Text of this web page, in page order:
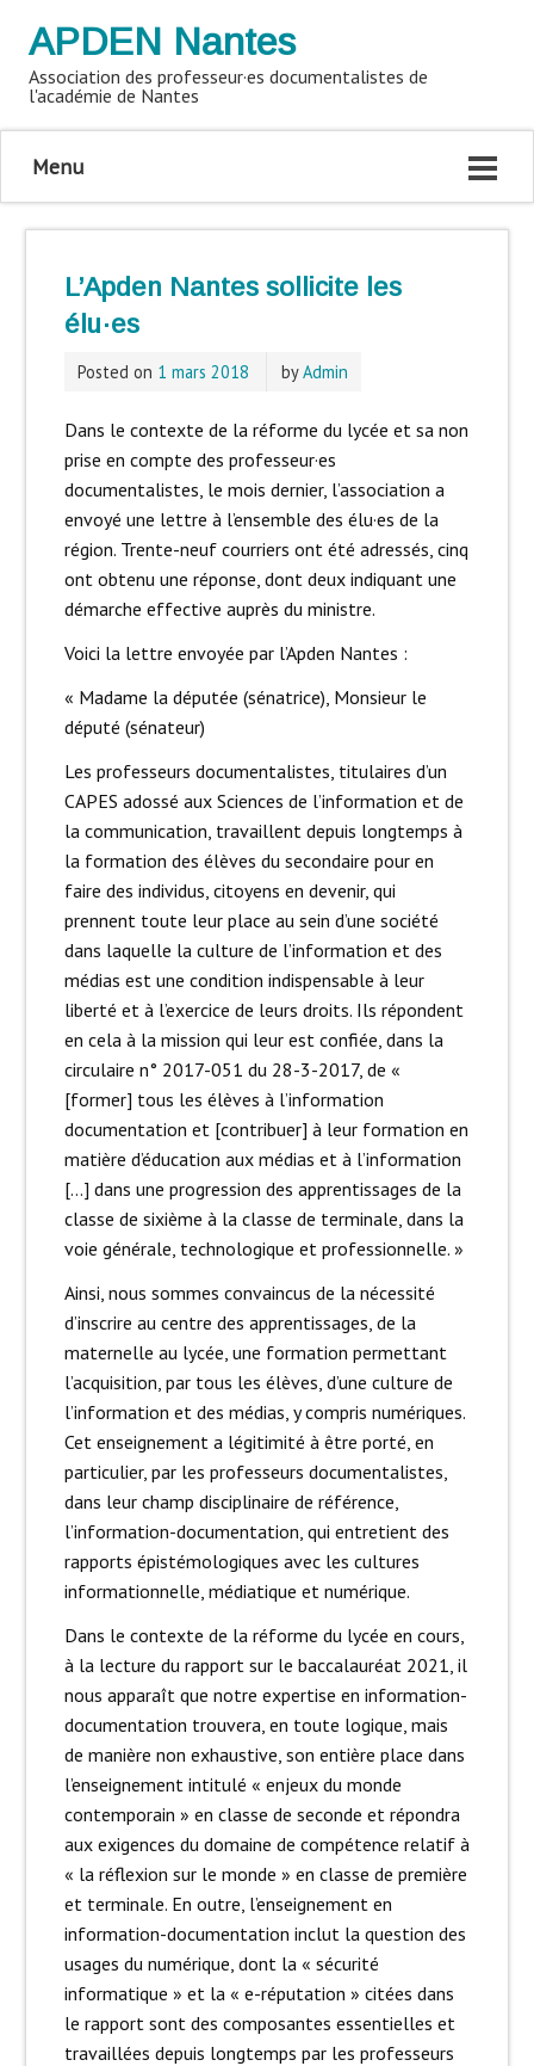
APDEN Nantes
Association des professeur·es documentalistes de
l'académie de Nantes
Menu
L’Apden Nantes sollicite les
élu·es
Posted on 1 mars 2018 byAdmin
Dans le contexte de la réforme du lycée et sa non
prise en compte des professeur·es
documentalistes, le mois dernier, l’association a
envoyé une lettre à l’ensemble des élu·es de la
région. Trente-neuf courriers ont été adressés, cinq
ont obtenu une réponse, dont deux indiquant une
démarche effective auprès du ministre.
Voici la lettre envoyée par l’Apden Nantes :
« Madame la députée (sénatrice), Monsieur le
député (sénateur)
Les professeurs documentalistes, titulaires d’un
CAPES adossé aux Sciences de l’information et de
la communication, travaillent depuis longtemps à
la formation des élèves du secondaire pour en
faire des individus, citoyens en devenir, qui
prennent toute leur place au sein d’une société
dans laquelle la culture de l’information et des
médias est une condition indispensable à leur
liberté et à l’exercice de leurs droits. Ils répondent
en cela à la mission qui leur est confiée, dans la
circulaire n° 2017-051 du 28-3-2017, de «
[former] tous les élèves à l’information
documentation et [contribuer] à leur formation en
matière d’éducation aux médias et à l’information
[…] dans une progression des apprentissages de la
classe de sixième à la classe de terminale, dans la
voie générale, technologique et professionnelle. »
Ainsi, nous sommes convaincus de la nécessité
d’inscrire au centre des apprentissages, de la
maternelle au lycée, une formation permettant
l’acquisition, par tous les élèves, d’une culture de
l’information et des médias, y compris numériques.
Cet enseignement a légitimité à être porté, en
particulier, par les professeurs documentalistes,
dans leur champ disciplinaire de référence,
l’information-documentation, qui entretient des
rapports épistémologiques avec les cultures
informationnelle, médiatique et numérique.
Dans le contexte de la réforme du lycée en cours,
à la lecture du rapport sur le baccalauréat 2021, il
nous apparaît que notre expertise en information-
documentation trouvera, en toute logique, mais
de manière non exhaustive, son entière place dans
l’enseignement intitulé « enjeux du monde
contemporain » en classe de seconde et répondra
aux exigences du domaine de compétence relatif à
« la réflexion sur le monde » en classe de première
et terminale. En outre, l’enseignement en
information-documentation inclut la question des
usages du numérique, dont la « sécurité
informatique » et la « e-réputation » citées dans
le rapport sont des composantes essentielles et
travaillées depuis longtemps par les professeurs